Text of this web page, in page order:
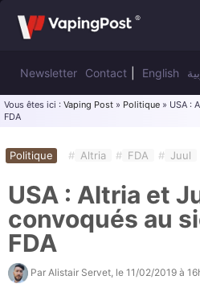
Newsletter Contact English
Vous êtes ici : Vaping Post » Politique » USA :
FDA
Politique # Altria # FDA # Juul
USA : Altria et
convoqués au
FDA
Par Alistair Servet , le 11/02/2019 à